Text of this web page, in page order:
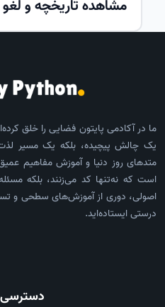
مشاهده تاریخچه و
ما در آکادمی پایتون فضایی را خلق
یک چالش پیچیده، بلکه یک مسیر
متدهای روز دنیا و آموزش مفاهیم
است که نه‌تنها کد می‌زنند، بلکه
اصولی، دوری از آموزش‌های سطحی و
درستی ایستاده‌اید.